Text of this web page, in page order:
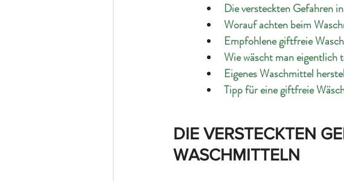
Die versteckten Gefahren
Worauf achten beim
Empfohlene giftfreie
Wie wäscht man eigentlich
Eigenes Waschmittel
Tipp für eine giftfreie
DIE VERSTECKTEN
WASCHMITTELN